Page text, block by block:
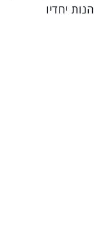
ליהנות יחדיו